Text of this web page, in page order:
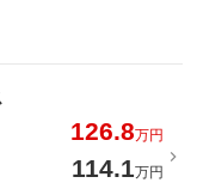
126.8万円
114.1万円